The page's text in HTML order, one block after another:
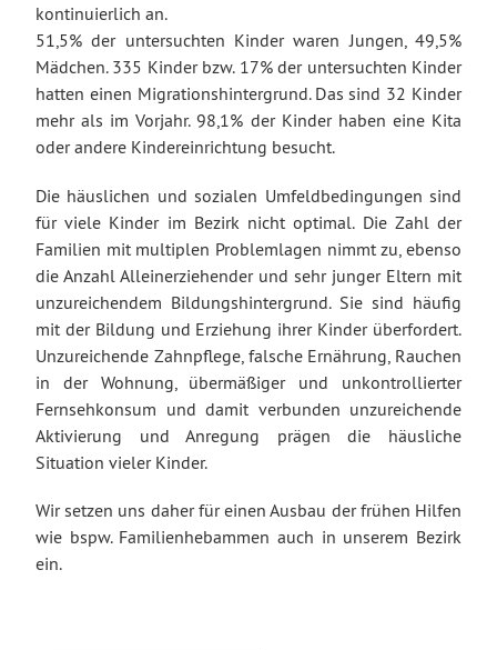
kontinuierlich an.
51,5% der untersuchten Kinder waren Jungen, 49,5%
Mädchen. 335 Kinder bzw. 17% der untersuchten Kinder
hatten einen Migrationshintergrund. Das sind 32 Kinder
mehr als im Vorjahr. 98,1% der Kinder haben eine Kita
oder andere Kindereinrichtung besucht.
Die häuslichen und sozialen Umfeldbedingungen sind
für viele Kinder im Bezirk nicht optimal. Die Zahl der
Familien mit multiplen Problemlagen nimmt zu, ebenso
die Anzahl Alleinerziehender und sehr junger Eltern mit
unzureichendem Bildungshintergrund. Sie sind häufig
mit der Bildung und Erziehung ihrer Kinder überfordert.
Unzureichende Zahnpflege, falsche Ernährung, Rauchen
in der Wohnung, übermäßiger und unkontrollierter
Fernsehkonsum und damit verbunden unzureichende
Aktivierung und Anregung prägen die häusliche
Situation vieler Kinder.
Wir setzen uns daher für einen Ausbau der frühen Hilfen
wie bspw. Familienhebammen auch in unserem Bezirk
ein.